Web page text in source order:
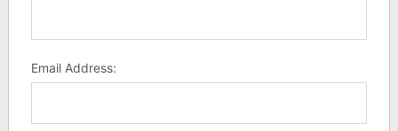
Email Address: